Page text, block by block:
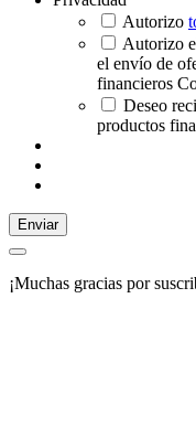
Autorizo
Autorizo
el envío de
financieros
Deseo
productos
Enviar
¡Muchas gracias por